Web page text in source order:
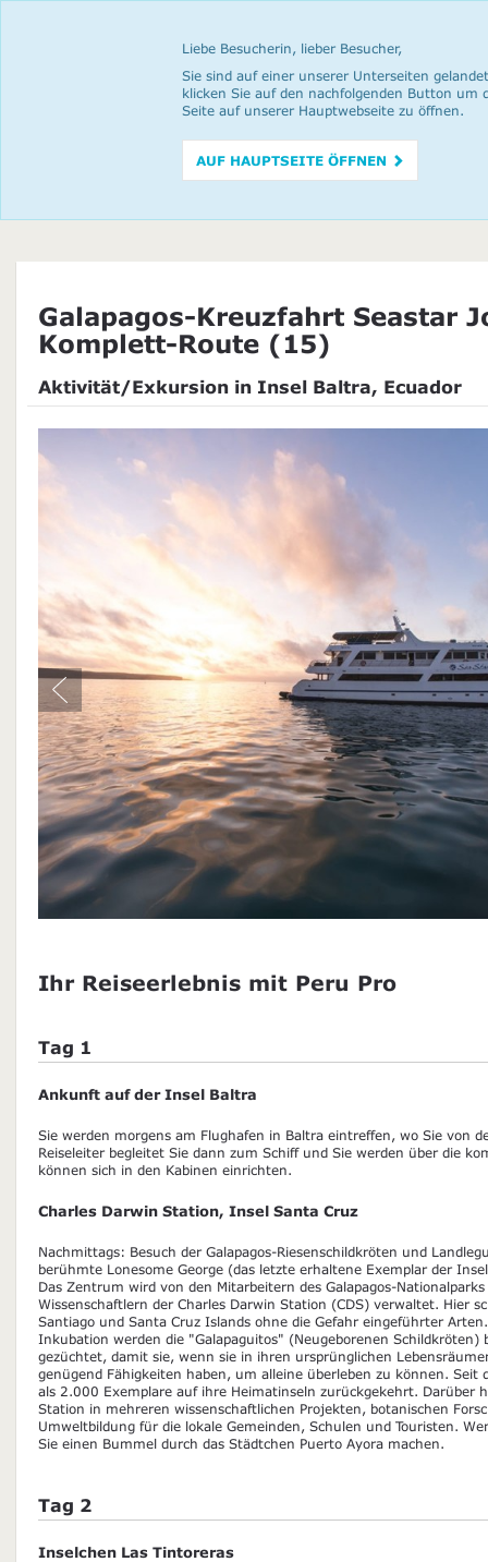
Liebe Besucherin, lieber Besucher,
Sie sind auf einer unserer Unterseiten
klicken Sie auf den nachfolgenden Button um
Seite auf unserer Hauptwebseite zu öffnen.
AUF HAUPTSEITE ÖFFNEN
Galapagos-Kreuzfahrt Seastar
Komplett-Route (15)
Aktivität/Exkursion in Insel Baltra, Ecuador
Ihr Reiseerlebnis mit Peru Pro
Tag 1
Ankunft auf der Insel Baltra
Sie werden morgens am Flughafen in Baltra eintreffen, wo Sie von
Reiseleiter begleitet Sie dann zum Schiff und Sie werden über die
können sich in den Kabinen einrichten.
Charles Darwin Station, Insel Santa Cruz
Nachmittags: Besuch der Galapagos-Riesenschildkröten und
berühmte Lonesome George (das letzte erhaltene Exemplar der
Das Zentrum wird von den Mitarbeitern des Galapagos-
Wissenschaftlern der Charles Darwin Station (CDS) verwaltet. Hier
Santiago und Santa Cruz Islands ohne die Gefahr eingeführter
Inkubation werden die "Galapaguitos" (Neugeborenen Schildkröten)
gezüchtet, damit sie, wenn sie in ihren ursprünglichen
genügend Fähigkeiten haben, um alleine überleben zu können. Seit
als 2.000 Exemplare auf ihre Heimatinseln zurückgekehrt. Darüber
Station in mehreren wissenschaftlichen Projekten, botanischen
Umweltbildung für die lokale Gemeinden, Schulen und Touristen.
Sie einen Bummel durch das Städtchen Puerto Ayora machen.
Tag 2
Inselchen Las Tintoreras